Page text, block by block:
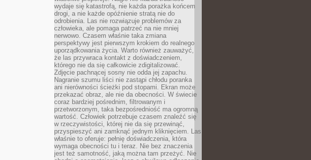
wydaje się katastrofą, nie każda porażka końcem
drogi, a nie każde opóźnienie stratą nie do
odrobienia. Las nie rozwiązuje problemów za
człowieka, ale pomaga patrzeć na nie mniej
nerwowo. Czasem właśnie taka zmiana
perspektywy jest pierwszym krokiem do realnego
uporządkowania życia. Warto również zauważyć,
że las przywraca kontakt z doświadczeniem,
którego nie da się całkowicie zdigitalizować.
Zdjęcie pachnącej sosny nie odda jej zapachu.
Nagranie szumu liści nie zastąpi chłodu poranka
ani nierówności ścieżki pod stopami. Ekran może
przekazać obraz, ale nie da obecności. W świecie
coraz bardziej pośrednim, filtrowanym i
przetworzonym, taka bezpośredniość ma ogromną
wartość. Człowiek potrzebuje czasem znaleźć się
w rzeczywistości, której nie da się przewinąć,
przyspieszyć ani zamknąć jednym kliknięciem. Las
właśnie to oferuje: pełnię doświadczenia, która
wymaga obecności tu i teraz. Nie bez znaczenia
jest też samotność, jaką można tam przeżyć. Nie